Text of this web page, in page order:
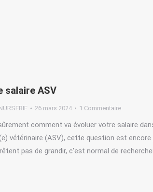
salaire ASV
26 mars 2024 1 Commentaire
comment va évoluer votre salaire
vétérinaire (ASV), cette question est
pas de grandir, c’est normal de